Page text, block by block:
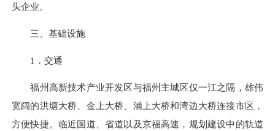
头企业。
三、基础设施
1．交通
福州高新技术产业开发区与福州主城区仅一江之隔，雄伟
宽阔的洪塘大桥、金上大桥、浦上大桥和湾边大桥连接市区，
方便快捷。临近国道、省道以及京福高速，规划建设中的轨道